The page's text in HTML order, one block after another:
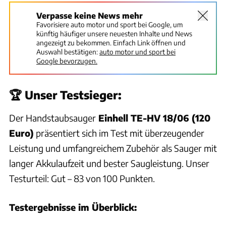
Verpasse keine News mehr
Favorisiere auto motor und sport bei Google, um
künftig häufiger unsere neuesten Inhalte und News
angezeigt zu bekommen. Einfach Link öffnen und
Auswahl bestätigen:auto motor und sport bei
Google bevorzugen.
🏆 Unser Testsieger:
Der Handstaubsauger Einhell TE-HV 18/06 (120
Euro) präsentiert sich im Test mit überzeugender
Leistung und umfangreichem Zubehör als Sauger mit
langer Akkulaufzeit und bester Saugleistung. Unser
Testurteil: Gut – 83 von 100 Punkten.
Testergebnisse im Überblick: